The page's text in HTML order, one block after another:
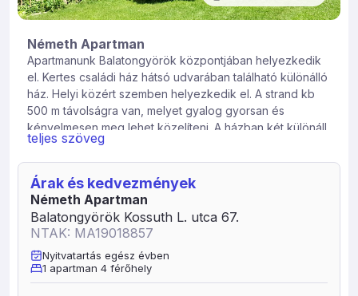
Németh Apartman
Apartmanunk Balatongyörök központjában helyezkedik
el. Kertes családi ház hátsó udvarában található különálló
ház. Helyi közért szemben helyezkedik el. A strand kb
500 m távolságra van, melyet gyalog gyorsan és
kényelmesen meg lehet közelíteni. A házban két különáll
szoba található, egy zuhanyzós fürdőszoba, amerikai
konyha nappalival. A fedett nagy teraszon kényelmesen
lehet pihenni és étkezni is. Grillezési lehetőség van. A két
ház egymástól elszeparáltan helyezkedik el. Központi
fekvése ellenére a ház hátsó elhelyezkedése miatt,
kellemes csendes apartmannal várjuk Önt pihenni és
strand és a falu rendezvény központja. A falu egész
nyáron számos program lehetőséggel várja vendégeit. A
teljes szöveg
Árak és kedvezmények
Németh Apartman
Balatongyörök Kossuth L. utca 67.
NTAK: MA19018857
Nyitvatartás egész évben
1 apartman 4 férőhely